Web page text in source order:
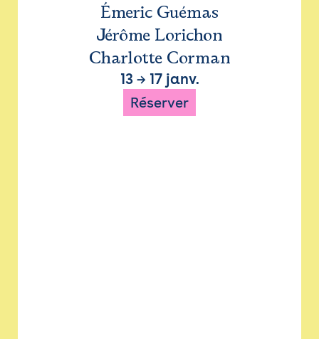
Émeric Guémas
Jérôme Lorichon
Charlotte Corman
13→ 17 janv.
Réserver